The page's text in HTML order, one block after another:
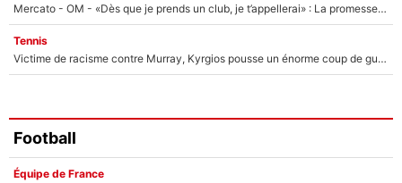
Mercato - OM - «Dès que je prends un club, je t’appellerai» : La promesse de Marcelino au moment de claquer la porte
Tennis
Victime de racisme contre Murray, Kyrgios pousse un énorme coup de gueule !
Football
Équipe de France